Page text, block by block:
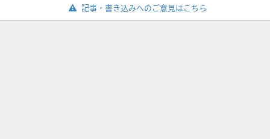
記事・書き込みへのご意見はこちら